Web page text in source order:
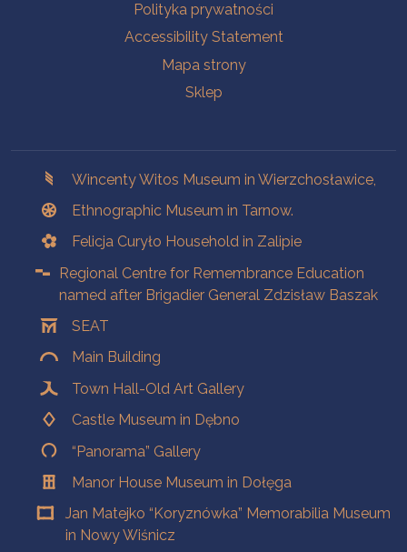
Polityka prywatności
Accessibility Statement
Mapa strony
Sklep
Wincenty Witos Museum in Wierzchosławice,
Ethnographic Museum in Tarnow.
Felicja Curyło Household in Zalipie
Regional Centre for Remembrance Education
named after Brigadier General Zdzisław Baszak
SEAT
Main Building
Town Hall-Old Art Gallery
Castle Museum in Dębno
“Panorama” Gallery
Manor House Museum in Dołęga
Jan Matejko “Koryznówka” Memorabilia Museum
in Nowy Wiśnicz